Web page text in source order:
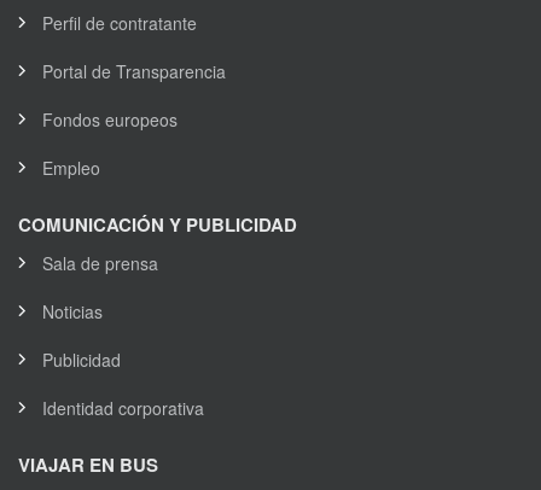
Perfil de contratante
Portal de Transparencia
Fondos europeos
Empleo
COMUNICACIÓN Y PUBLICIDAD
Sala de prensa
Noticias
Publicidad
Identidad corporativa
VIAJAR EN BUS